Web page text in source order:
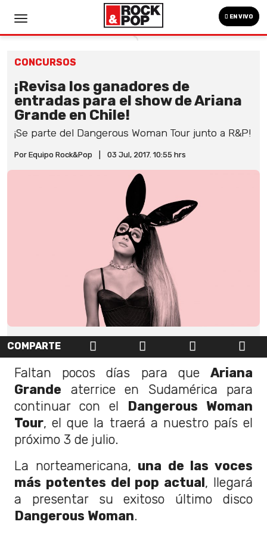
EN VIVO
CONCURSOS
¡Revisa los ganadores de
entradas para el show de Ariana
Grande en Chile!
¡Se parte del Dangerous Woman Tour junto a R&P!
Por Equipo Rock&Pop 03 Jul, 2017. 10:55 hrs
COMPARTE
Faltan pocos días para que Ariana
Grande aterrice en Sudamérica para
continuar con el
Dangerous Woman
Tour, el que la traerá a nuestro país el
próximo 3 de julio.
La norteamericana, una de las voces
más potentes del pop actual , llegará
a presentar su exitoso último disco
Dangerous Woman.